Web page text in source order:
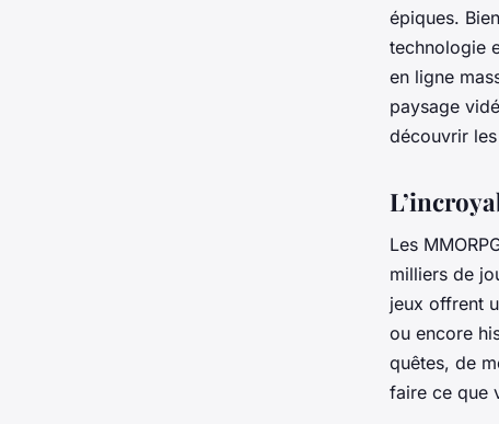
épiques.
technologie
en ligne
paysage
découvrir
Les
milliers de
jeux offrent
ou encore
quêtes, de
faire ce que